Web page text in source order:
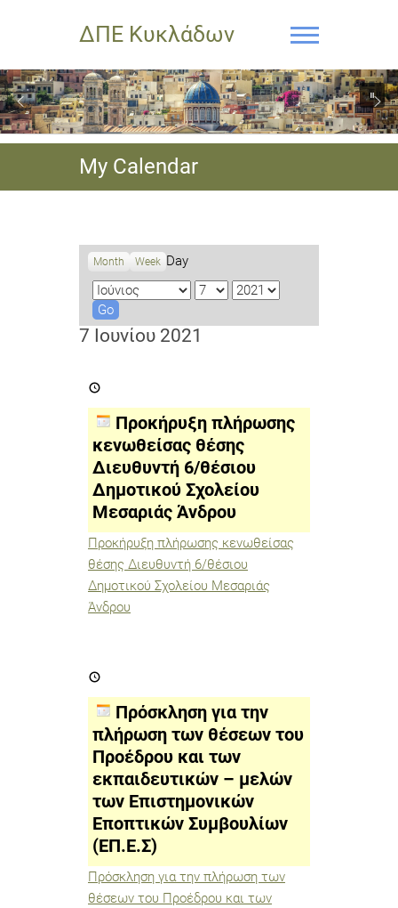
ΔΠΕ Κυκλάδων
My Calendar
Month Week Day
M
o
n
D
y
Y
a
7 Ιουνίου 2021
πλήρωσης
θέσης
Διευθυντή
θέσιου
Δημοτικού
Σχολείου
Μεσαριάς
Άνδρου
Προκήρυξη πλήρωσης
κενωθείσας θέσης
Διευθυντή 6/θέσιου
Δημοτικού Σχολείου
Μεσαριάς Άνδρου
Προκήρυξη πλήρωσης κενωθείσας
θέσης Διευθυντή 6/θέσιου
Δημοτικού Σχολείου Μεσαριάς
Άνδρου
για
πλήρωση
των
θέσεων
του
Προέδρου
των
εκπαιδευτικών
μελών
των
Επιστημονικών
Εποπτικών
Συμβουλίων
(ΕΠ.Ε.Σ)
Πρόσκληση για την
πλήρωση των θέσεων του
Προέδρου και των
εκπαιδευτικών – μελών
των Επιστημονικών
Εποπτικών Συμβουλίων
(ΕΠ.Ε.Σ)
Πρόσκληση για την πλήρωση των
θέσεων του Προέδρου και των